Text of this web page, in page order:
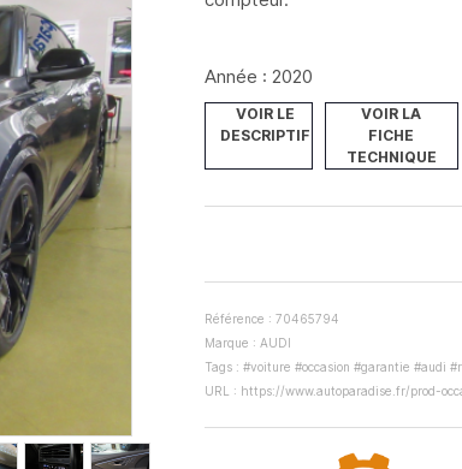
Année : 2020
VOIR LE
DESCRIPTIF
VOIR LA
FICHE
TECHNIQUE
Référence : 70465794
Marque : AUDI
Tags : #voiture #occasion #garantie #audi
URL : https://www.autoparadise.fr/prod-